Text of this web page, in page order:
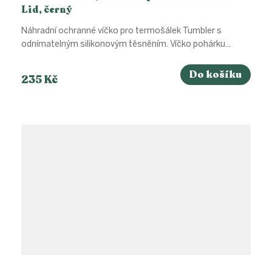
Lid, černý
235 Kč Do košíku
Náhradní ochranné víčko pro termošálek Tumbler s
odnímatelným silikonovým těsněním. Víčko pohárku...